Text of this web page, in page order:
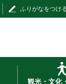
ふりがなをつけ
観光・文化